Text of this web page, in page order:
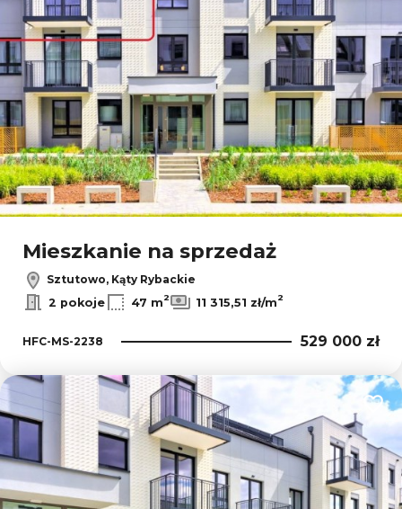
Mieszkanie na sprzedaż
Sztutowo, Kąty Rybackie
2 pokoje
47 m2 11 315,51 zł/m2
HFC-MS-2238 529 000 zł